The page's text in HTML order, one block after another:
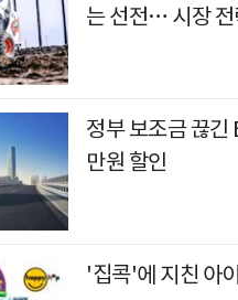
는 선전… 시장 전
정부 보조금 끊
만원 할인
'집콕'에 지친 아